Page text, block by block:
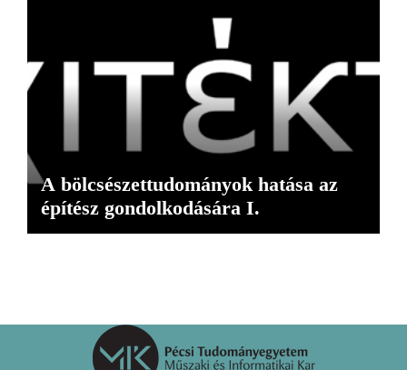
A bölcsészettudományok hatása az
építész gondolkodására I.